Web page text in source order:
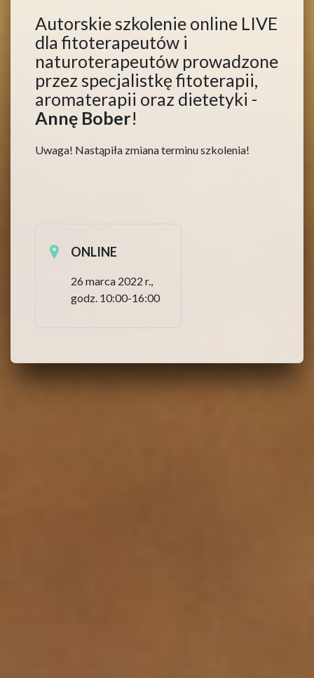
Autorskie szkolenie online LIVE
dla fitoterapeutów i
naturoterapeutów prowadzone
przez specjalistkę fitoterapii,
aromaterapii oraz dietetyki -
Annę Bober!
Uwaga! Nastąpiła zmiana terminu szkolenia!
ONLINE
26 marca 2022 r.,
godz. 10:00-16:00